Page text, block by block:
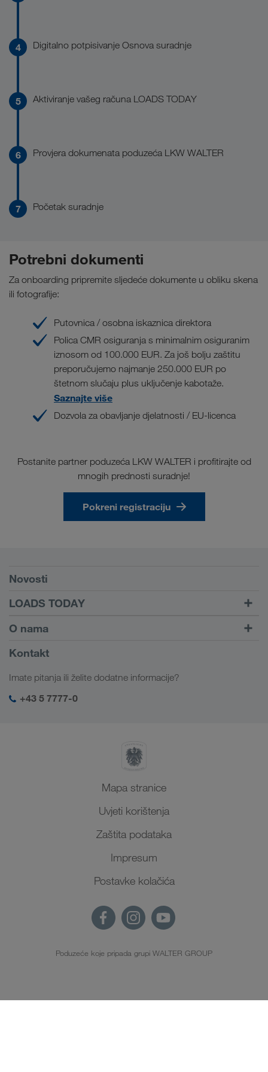
Digitalno potpisivanje Osnova suradnje
Aktiviranje vašeg računa LOADS TODAY
Provjera dokumenata poduzeća LKW WALTER
Početak suradnje
Potrebni dokumenti
Za onboarding pripremite sljedeće dokumente u obliku skena
ili fotografije:
Putovnica / osobna iskaznica direktora
Polica CMR osiguranja s minimalnim osiguranim
iznosom od 100.000 EUR. Za još bolju zaštitu
preporučujemo najmanje 250.000 EUR po
štetnom slučaju plus uključenje kabotaže.
Saznajte više
Dozvola za obavljanje djelatnosti / EU-licenca
Postanite partner poduzeća LKW WALTER i profitirajte od
mnogih prednosti suradnje!
Pokreni registraciju
Preduvjeti
Novosti
LOADS TODAY
Pronađi prijevoz uz
LOADS TODAY
Saznajte više
Na prijavu
O nama
Informacije o poduzeću
SHEQ-menadžment
Kontakt
Imate pitanja ili želite dodatne informacije?
+43 5 7777-0
Mapa stranice
Uvjeti korištenja
Zaštita podataka
Impresum
Postavke kolačića
Poduzeće koje pripada grupi WALTER GROUP